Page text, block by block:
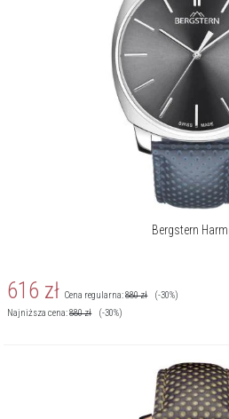
Bergstern
616 zł Cena regularna:880zł
(-30%)
Najniższa cena:880zł (-30%)